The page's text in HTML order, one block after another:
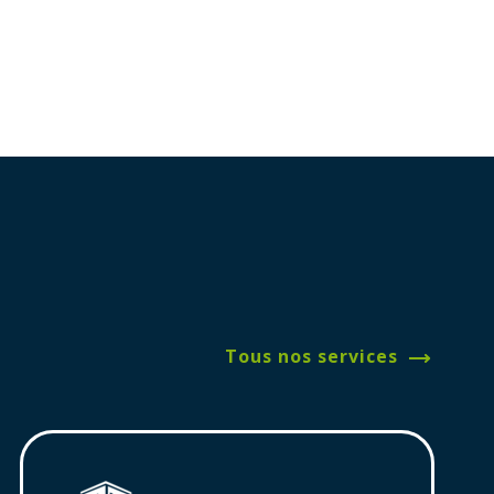
Tous nos services